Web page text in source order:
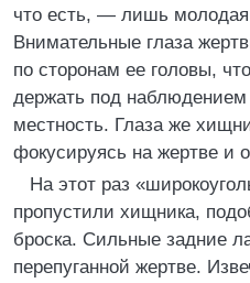
что есть, — лишь молодая
Внимательные глаза
по сторонам ее головы,
держать под
местность. Глаза же
фокусируясь на жертве и
На этот раз
пропустили хищника,
броска. Сильные задние
перепуганной жертве.